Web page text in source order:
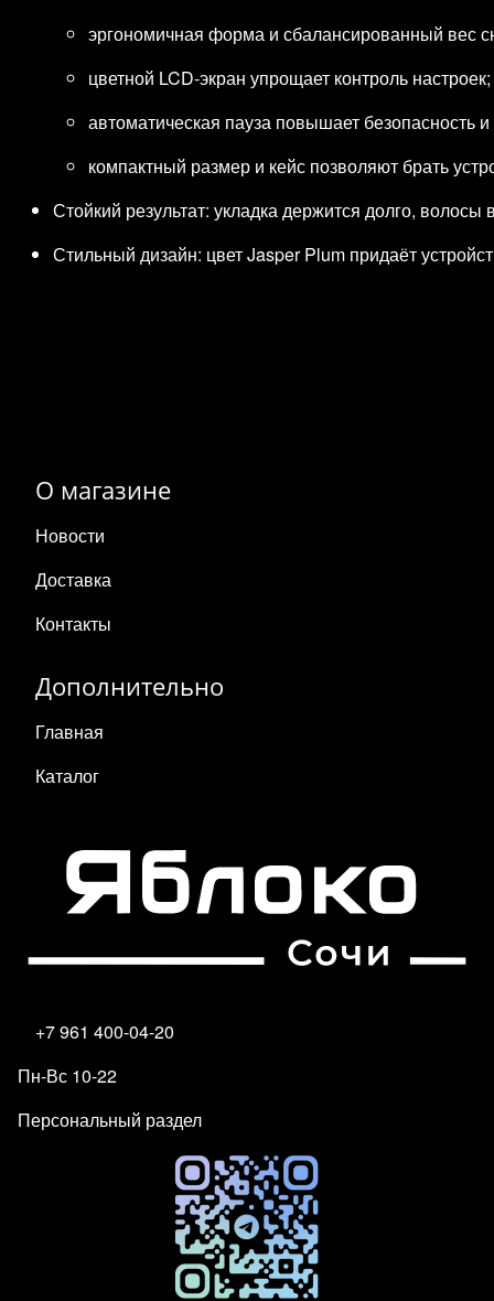
эргономичная форма и сбалансированный вес
цветной LCD‑экран упрощает контроль настроек;
автоматическая пауза повышает безопасность
компактный размер и кейс позволяют брать
Стойкий результат: укладка держится долго,
Стильный дизайн: цвет Jasper Plum придаёт
О магазине
Новости
Доставка
Контакты
Дополнительно
Главная
Каталог
+7 961 400-04-20
Пн-Вс 10-22
Персональный раздел